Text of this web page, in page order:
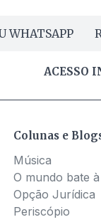
WHATSAPP
ACESSO
Colunas e
Música
O mundo bate
Opção Jurídica
Periscópio